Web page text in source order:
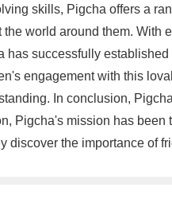
skills, Pigcha offers a
world around them. With
has successfully established
engagement with this
In conclusion,
Pigcha's mission has been
discover the importance of